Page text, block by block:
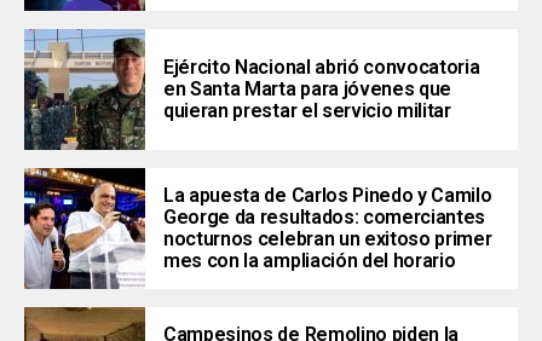
Ejército Nacional abrió convocatoria
en Santa Marta para jóvenes que
quieran prestar el servicio militar
La apuesta de Carlos Pinedo y Camilo
George da resultados: comerciantes
nocturnos celebran un exitoso primer
mes con la ampliación del horario
Campesinos de Remolino piden la